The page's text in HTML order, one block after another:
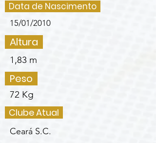
Data de Nascimento
15/01/2010
Altura
1,83 m
Peso
72 Kg
Clube Atual
Ceará S.C.